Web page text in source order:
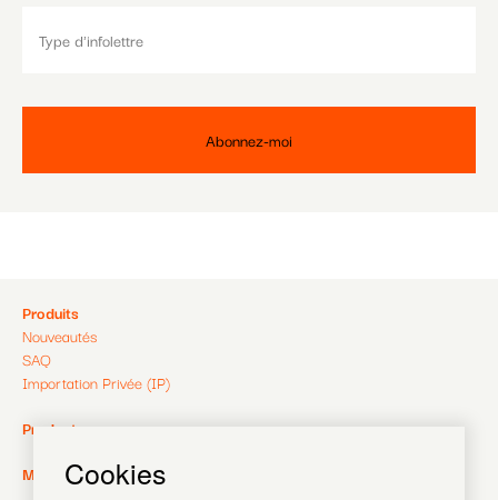
Cookies
Pied
de
page
Produits
Nouveautés
SAQ
Importation Privée (IP)
Pied
de
Producteurs
Pied
MagaZine